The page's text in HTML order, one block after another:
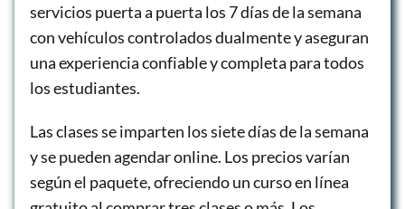
servicios puerta a puerta los 7 días de la semana
con vehículos controlados dualmente y aseguran
una experiencia confiable y completa para todos
los estudiantes.
Las clases se imparten los siete días de la semana
y se pueden agendar online. Los precios varían
según el paquete, ofreciendo un curso en línea